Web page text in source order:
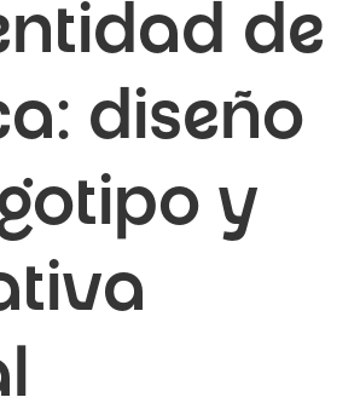
de
diseño
y